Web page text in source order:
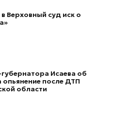
Верховный суд иск о
Исаева об
опьянение после ДТП
области